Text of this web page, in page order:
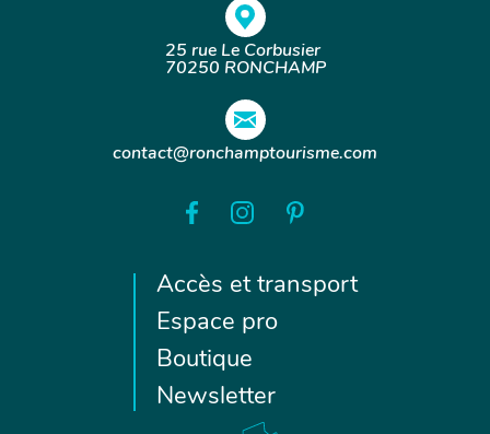
25 rue Le Corbusier
70250 RONCHAMP
contact@ronchamptourisme.com
Accès et transport
Espace pro
Boutique
Newsletter